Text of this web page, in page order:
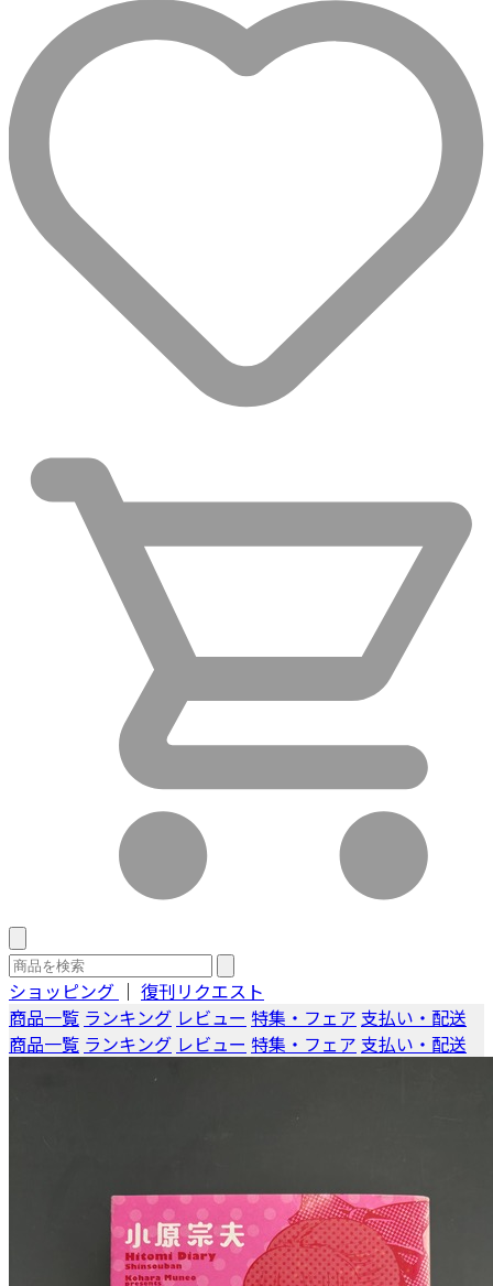
ショッピング ｜ 復刊リクエスト
商品一覧 ランキング レビュー 特集・フェア 支払い・配送
商品一覧 ランキング レビュー 特集・フェア 支払い・配送